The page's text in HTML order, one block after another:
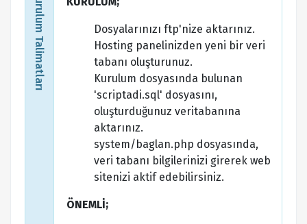
Kurulum Talimatları
Dosyalarınızı ftp'nize aktarınız.
Hosting panelinizden yeni bir veri
tabanı oluşturunuz.
Kurulum dosyasında bulunan
'scriptadi.sql' dosyasını,
oluşturduğunuz veritabanına
aktarınız.
system/baglan.php dosyasında,
veri tabanı bilgilerinizi girerek web
sitenizi aktif edebilirsiniz.
ÖNEMLİ;